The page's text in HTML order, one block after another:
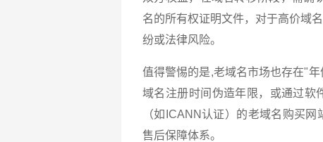
名的所有权证明文件，对于高价域
纷或法律风险。
值得警惕的是,老域名市场也存在"
域名注册时间伪造年限，或通过软
（如ICANN认证）的老域名购买
售后保障体系。